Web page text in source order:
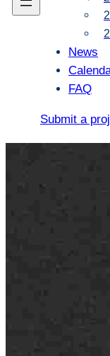
News
FAQ
Submit a